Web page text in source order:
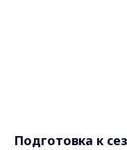
Подготовка к